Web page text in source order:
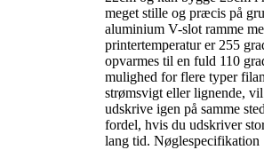
meget stille og præcis på
aluminium V-slot ramme
printertemperatur er 255
opvarmes til en fuld 110
mulighed for flere typer
strømsvigt eller lignende,
udskrive igen på samme
fordel, hvis du udskriver
lang tid. Nøglespecifikation